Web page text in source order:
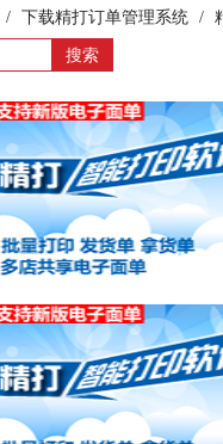
/ 下载精打订单管理系统 /
精打教程(249)抖音无店铺
加授权 精打快递单打印软件教